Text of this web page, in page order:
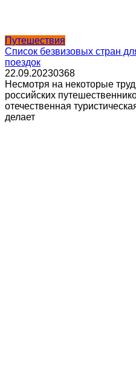
Путешествия
Список безвизовых стран
поездок
22.09.20230368
Несмотря на некоторые
российских
отечественная
делает